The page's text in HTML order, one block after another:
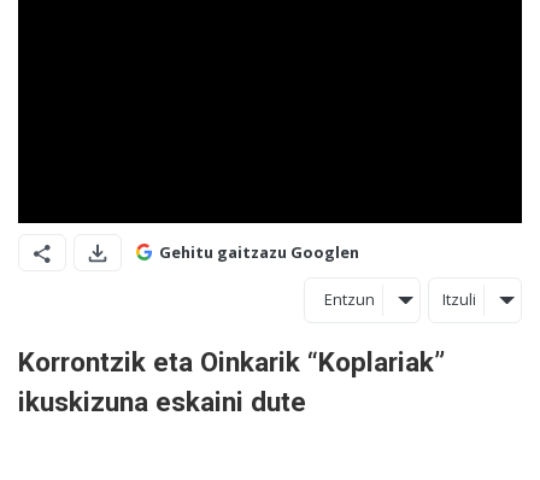
Gehitu gaitzazu Googlen
Entzun Itzuli
Korrontzik eta Oinkarik “Koplariak”
ikuskizuna eskaini dute